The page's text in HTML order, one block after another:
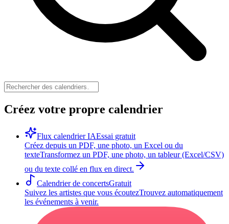
Créez votre propre calendrier
Flux calendrier IAEssai gratuit
Créez depuis un PDF, une photo, un Excel ou du
texteTransformez un PDF, une photo, un tableur (Excel/CSV)
ou du texte collé en flux en direct.
Calendrier de concertsGratuit
Suivez les artistes que vous écoutezTrouvez automatiquement
les événements à venir.